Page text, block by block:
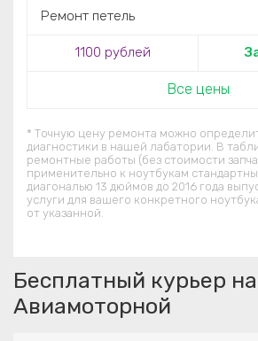
Ремонт петель
1100 рублей
Все цены
* Точную цену ремонта можно
диагностики в нашей лабатории. В
ремонтные работы (без стоимости
применительно к ноутбукам
диагональю 13 дюймов до 2016 года
услуги для вашего конкретного
от указанной.
Бесплатный курьер на
Авиамоторной